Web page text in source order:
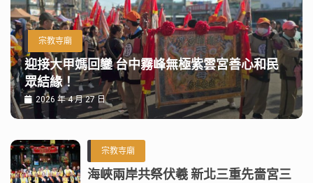
宗教寺廟
迎接大甲媽回鑾 台中霧峰無極紫雲宮善心和民
眾結緣！
2026 年 4 月 27 日
宗教寺廟
海峽兩岸共祭伏羲 新北三重先嗇宮三